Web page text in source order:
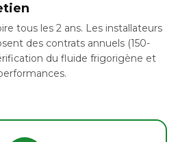
tous les 2 ans. Les installateurs
des contrats annuels (150-
du fluide frigorigène et